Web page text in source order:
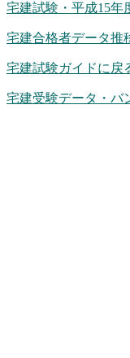
宅建試験・平成15年
宅建合格者データ推
宅建試験ガイドに戻
宅建受験データ・バ